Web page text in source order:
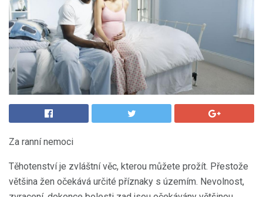
Za ranní nemoci
Těhotenství je zvláštní věc, kterou můžete prožít. Přestože
většina žen očekává určité příznaky s územím. Nevolnost,